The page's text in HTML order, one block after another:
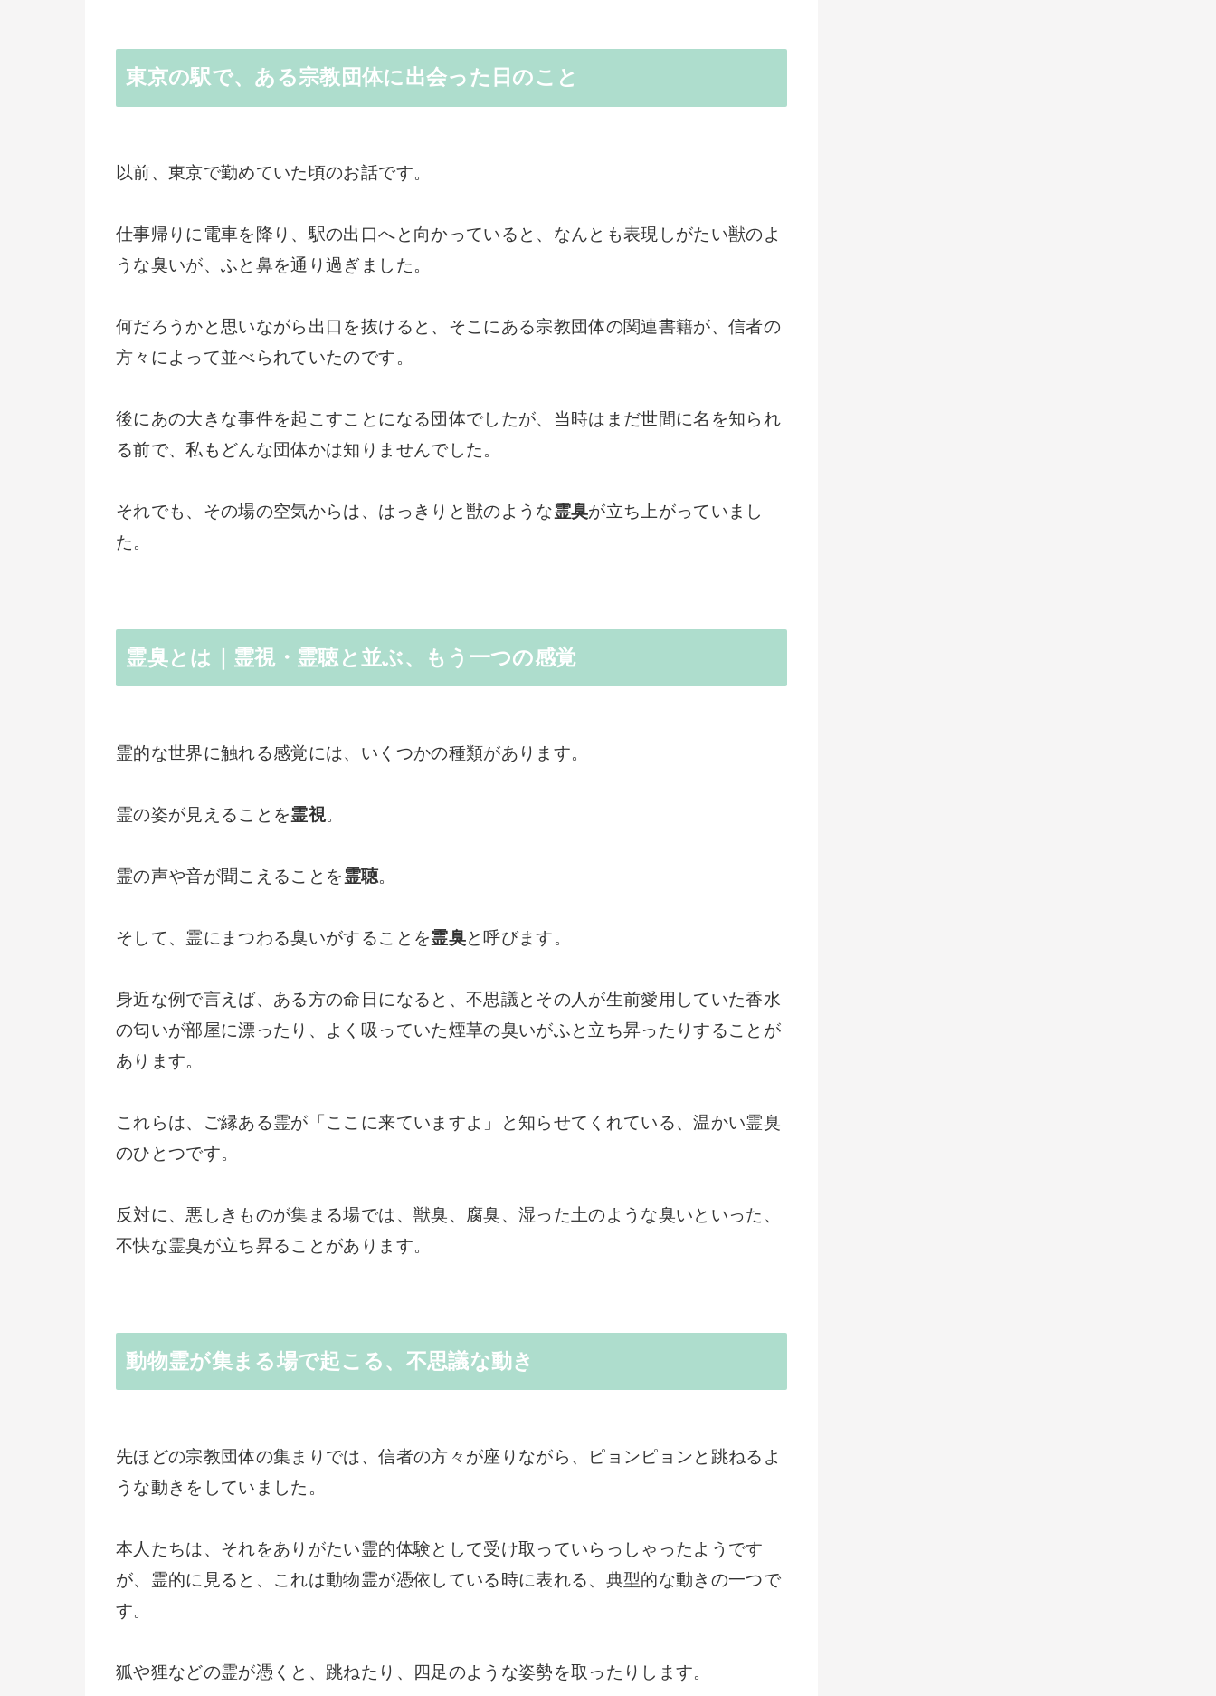
東京の駅で、ある宗教団体に出会った日のこと
以前、東京で勤めていた頃のお話です。
仕事帰りに電車を降り、駅の出口へと向かっていると、なんとも表現しがたい獣のよ
うな臭いが、ふと鼻を通り過ぎました。
何だろうかと思いながら出口を抜けると、そこにある宗教団体の関連書籍が、信者の
方々によって並べられていたのです。
後にあの大きな事件を起こすことになる団体でしたが、当時はまだ世間に名を知られ
る前で、私もどんな団体かは知りませんでした。
それでも、その場の空気からは、はっきりと獣のような霊臭が立ち上がっていまし
た。
霊臭とは｜霊視・霊聴と並ぶ、もう一つの感覚
霊的な世界に触れる感覚には、いくつかの種類があります。
霊の姿が見えることを霊視。
霊の声や音が聞こえることを霊聴。
そして、霊にまつわる臭いがすることを霊臭と呼びます。
身近な例で言えば、ある方の命日になると、不思議とその人が生前愛用していた香水
の匂いが部屋に漂ったり、よく吸っていた煙草の臭いがふと立ち昇ったりすることが
あります。
これらは、ご縁ある霊が「ここに来ていますよ」と知らせてくれている、温かい霊臭
のひとつです。
反対に、悪しきものが集まる場では、獣臭、腐臭、湿った土のような臭いといった、
不快な霊臭が立ち昇ることがあります。
動物霊が集まる場で起こる、不思議な動き
先ほどの宗教団体の集まりでは、信者の方々が座りながら、ピョンピョンと跳ねるよ
うな動きをしていました。
本人たちは、それをありがたい霊的体験として受け取っていらっしゃったようです
が、霊的に見ると、これは動物霊が憑依している時に表れる、典型的な動きの一つで
す。
狐や狸などの霊が憑くと、跳ねたり、四足のような姿勢を取ったりします。